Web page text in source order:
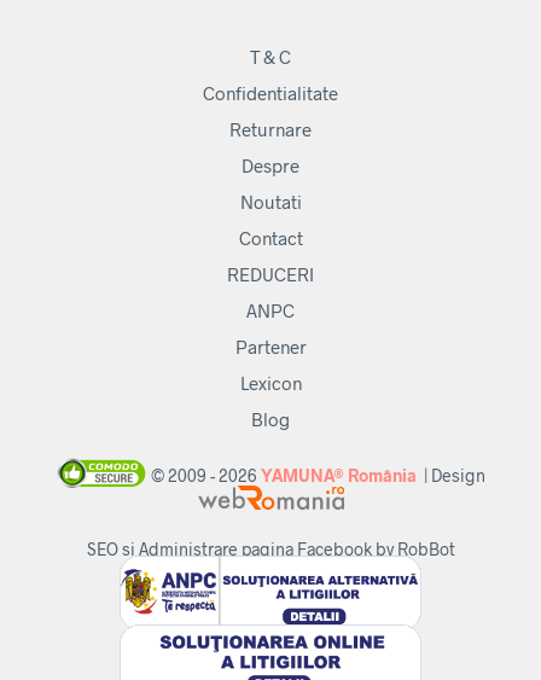
în
pagina
T & C
Confidentialitate
Returnare
Despre
Noutati
Contact
REDUCERI
ANPC
Partener
Lexicon
Blog
© 2009 - 2026 YAMUNA® România | Design
SEO si Administrare pagina Facebook by RobBot